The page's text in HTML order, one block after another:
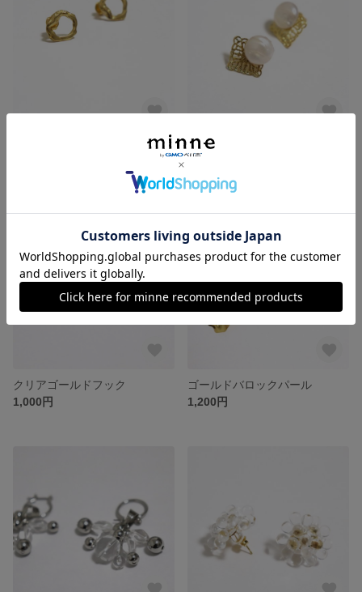
透かしハーフパール
クリアゴールドフック
1,000円
ゴールドバロックパール
1,200円